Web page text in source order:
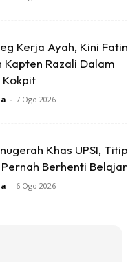
Kerja Ayah, Kini Fatin
Kapten Razali Dalam
Kokpit
- 7 Ogo 2026
Khas UPSI, Titip
Berhenti Belajar
- 6 Ogo 2026